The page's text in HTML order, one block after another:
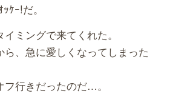
ｹｰ!だ。
ミングで来てくれた。
、急に愛しくなってしまった
行きだったのだ…。